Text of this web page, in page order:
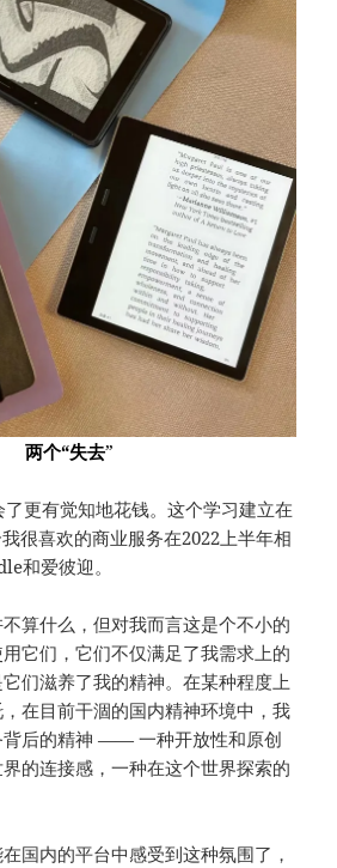
两个“失去”
更有觉知地花钱。这个学习建立在
很喜欢的商业服务在2022上半年相
和爱彼迎。
算什么，但对我而言这是个不小的
它们，它们不仅满足了我需求上的
们滋养了我的精神。在某种程度上
在目前干涸的国内精神环境中，我
背后的精神 —— 一种开放性和原创
的连接感，一种在这个世界探索的
国内的平台中感受到这种氛围了，